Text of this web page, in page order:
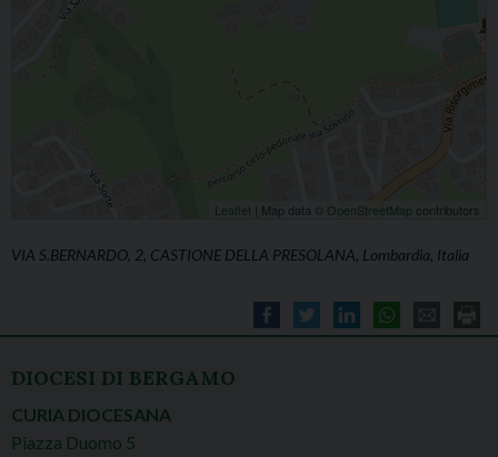
Leaflet | Map data © OpenStreetMap contributors
VIA S.BERNARDO, 2, CASTIONE DELLA PRESOLANA, Lombardia, Italia
DIOCESI DI BERGAMO
CURIA DIOCESANA
Piazza Duomo 5